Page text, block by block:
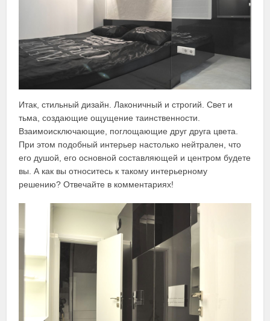
Итак, стильный дизайн. Лаконичный и строгий. Свет и
тьма, создающие ощущение таинственности.
Взаимоисключающие, поглощающие друг друга цвета.
При этом подобный интерьер настолько нейтрален, что
его душой, его основной составляющей и центром будете
вы. А как вы относитесь к такому интерьерному
решению? Отвечайте в комментариях!